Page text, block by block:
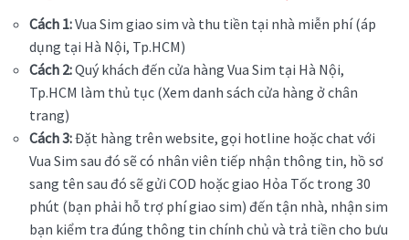
Cách 1:Vua Sim giao sim và thu tiền tại nhà miễn phí (áp
dụng tại Hà Nội, Tp.HCM)
Cách 2:Quý khách đến cửa hàng Vua Sim tại Hà Nội,
Tp.HCM làm thủ tục (Xem danh sách cửa hàng ở chân
trang)
Cách 3:Đặt hàng trên website, gọi hotline hoặc chat với
Vua Sim sau đó sẽ có nhân viên tiếp nhận thông tin, hồ sơ
sang tên sau đó sẽ gửi COD hoặc giao Hỏa Tốc trong 30
phút (bạn phải hỗ trợ phí giao sim) đến tận nhà, nhận sim
bạn kiểm tra đúng thông tin chính chủ và trả tiền cho bưu